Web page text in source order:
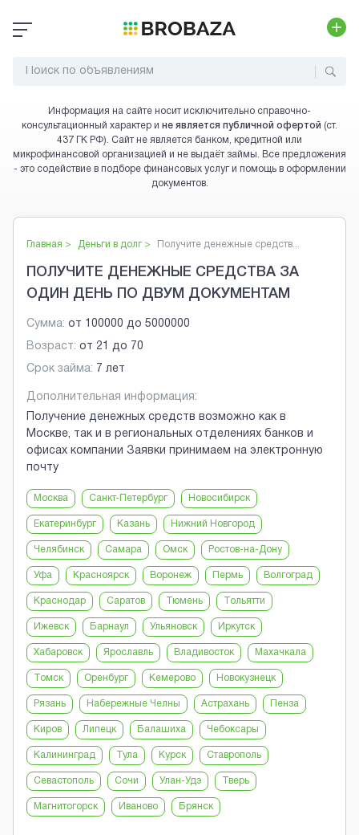
Информация на сайте носит исключительно справочно-
консультационный характер и не является публичной офертой (ст.
437 ГК РФ). Сайт не является банком, кредитной или
микрофинансовой организацией и не выдаёт займы. Все предложения
- это содействие в подборе финансовых услуг и помощь в оформлении
документов.
Главная > Деньги в долг> Получите денежные средств...
ПОЛУЧИТЕ ДЕНЕЖНЫЕ СРЕДСТВА ЗА
ОДИН ДЕНЬ ПО ДВУМ ДОКУМЕНТАМ
Сумма: от 100000 до 5000000
Возраст: от 21 до 70
Срок займа: 7 лет
Дополнительная информация:
Получение денежных средств возможно как в
Москве, так и в региональных отделениях банков и
офисах компании Заявки принимаем на электронную
почту
Москва Санкт-Петербург Новосибирск
Екатеринбург Казань Нижний Новгород
Челябинск Самара Омск Ростов-на-Дону
Уфа Красноярск Воронеж Пермь Волгоград
Краснодар Саратов Тюмень Тольятти
Ижевск Барнаул Ульяновск Иркутск
Хабаровск Ярославль Владивосток Махачкала
Томск Оренбург Кемерово Новокузнецк
Рязань Набережные Челны Астрахань Пенза
Киров Липецк Балашиха Чебоксары
Калининград Тула Курск Ставрополь
Севастополь Сочи Улан-Удэ Тверь
Магнитогорск Иваново Брянск